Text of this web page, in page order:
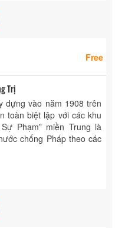
Free
Trị
dựng vào năm 1908 trên
toàn biệt lập với các khu
Phạm” miền Trung là
chống Pháp theo các